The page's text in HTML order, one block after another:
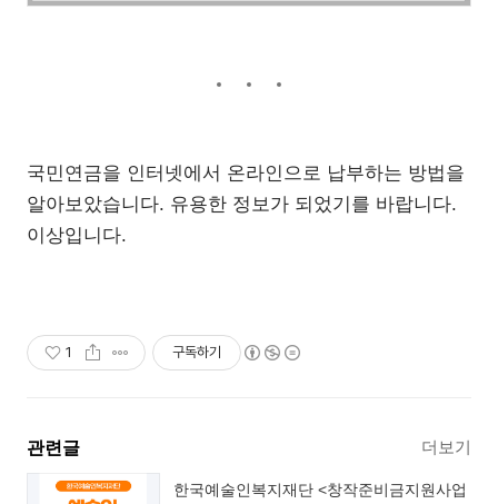
국민연금을 인터넷에서 온라인으로 납부하는 방법을
알아보았습니다. 유용한 정보가 되었기를 바랍니다.
이상입니다.
1 구독하기
관련글 더보기
한국예술인복지재단 <창작준비금지원사업